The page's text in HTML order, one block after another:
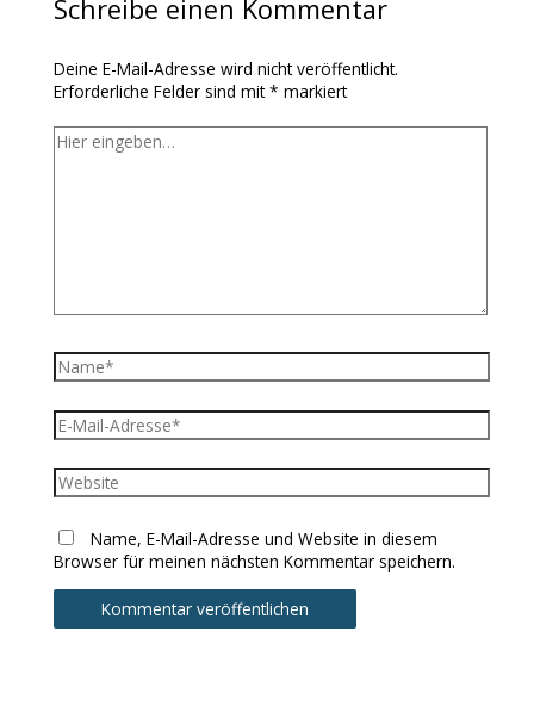
Schreibe einen Kommentar
Deine E-Mail-Adresse wird nicht veröffentlicht.
Erforderliche Felder sind mit* markiert
Hier
eingeben…
Name*
E-
Mail-
Adresse*
Website
Name, E-Mail-Adresse und Website in diesem
Browser für meinen nächsten Kommentar speichern.